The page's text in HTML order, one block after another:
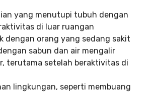
yang menutupi tubuh dengan
di luar ruangan
dengan orang yang sedang sakit
sabun dan air mengalir
terutama setelah beraktivitas di
lingkungan, seperti membuang